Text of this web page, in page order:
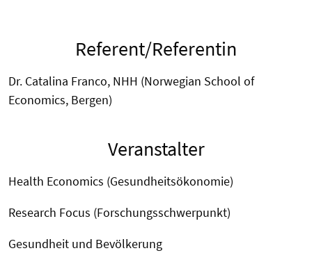
Referent/Referentin
Dr. Catalina Franco, NHH (Norwegian School of
Economics, Bergen)
Veranstalter
Health Economics (Gesundheitsökonomie)
Research Focus (Forschungsschwerpunkt)
Gesundheit und Bevölkerung